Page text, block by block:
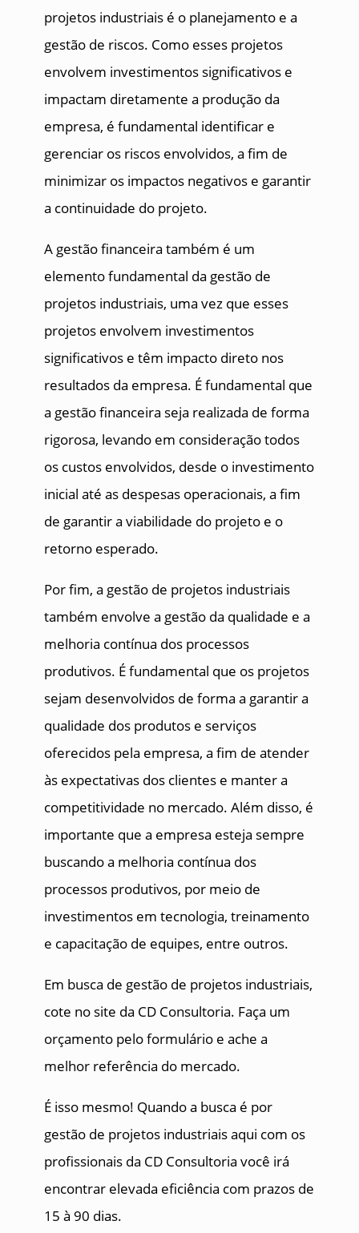
projetos industriais é o planejamento e a
gestão de riscos. Como esses projetos
envolvem investimentos significativos e
impactam diretamente a produção da
empresa, é fundamental identificar e
gerenciar os riscos envolvidos, a fim de
minimizar os impactos negativos e garantir
a continuidade do projeto.
A gestão financeira também é um
elemento fundamental da gestão de
projetos industriais, uma vez que esses
projetos envolvem investimentos
significativos e têm impacto direto nos
resultados da empresa. É fundamental que
a gestão financeira seja realizada de forma
rigorosa, levando em consideração todos
os custos envolvidos, desde o investimento
inicial até as despesas operacionais, a fim
de garantir a viabilidade do projeto e o
retorno esperado.
Por fim, a gestão de projetos industriais
também envolve a gestão da qualidade e a
melhoria contínua dos processos
produtivos. É fundamental que os projetos
sejam desenvolvidos de forma a garantir a
qualidade dos produtos e serviços
oferecidos pela empresa, a fim de atender
às expectativas dos clientes e manter a
competitividade no mercado. Além disso, é
importante que a empresa esteja sempre
buscando a melhoria contínua dos
processos produtivos, por meio de
investimentos em tecnologia, treinamento
e capacitação de equipes, entre outros.
Em busca de gestão de projetos industriais,
cote no site da CD Consultoria. Faça um
orçamento pelo formulário e ache a
melhor referência do mercado.
É isso mesmo! Quando a busca é por
gestão de projetos industriais aqui com os
profissionais da CD Consultoria você irá
encontrar elevada eficiência com prazos de
15 à 90 dias.